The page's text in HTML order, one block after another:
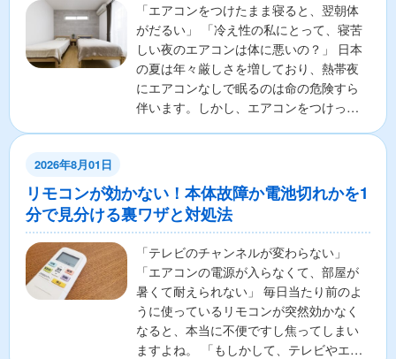
「エアコンをつけたまま寝ると、翌朝体
がだるい」 「冷え性の私にとって、寝苦
しい夜のエアコンは体に悪いの？」 日本
の夏は年々厳しさを増しており、熱帯夜
にエアコンなしで眠るのは命の危険すら
伴います。しかし、エアコンをつけっぱ
2026年8月01日
リモコンが効かない！本体故障か電池切れかを1
分で見分ける裏ワザと対処法
「テレビのチャンネルが変わらない」
「エアコンの電源が入らなくて、部屋が
暑くて耐えられない」 毎日当たり前のよ
うに使っているリモコンが突然効かなく
なると、本当に不便ですし焦ってしまい
ますよね。 「もしかして、テレビやエア